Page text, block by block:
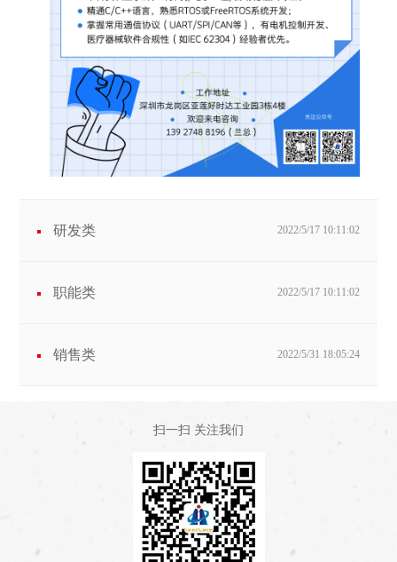
2022/5/17 10:11:02
研发类
2022/5/17 10:11:02
职能类
2022/5/31 18:05:24
销售类
扫一扫 关注我们